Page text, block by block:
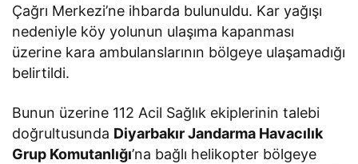
Çağrı Merkezi’ne ihbarda bulunuldu. Kar yağışı
nedeniyle köy yolunun ulaşıma kapanması
üzerine kara ambulanslarının bölgeye ulaşamadığı
belirtildi.
Bunun üzerine 112 Acil Sağlık ekiplerinin talebi
doğrultusunda Diyarbakır Jandarma Havacılık
Grup Komutanlığı’na bağlı helikopter bölgeye